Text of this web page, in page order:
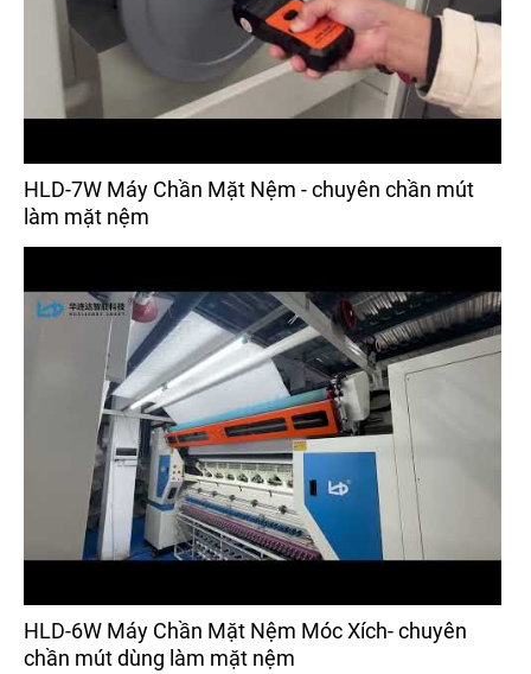
HLD-7W Máy Chần Mặt Nệm - chuyên chần mút
làm mặt nệm
HLD-6W Máy Chần Mặt Nệm Móc Xích- chuyên
chần mút dùng làm mặt nệm